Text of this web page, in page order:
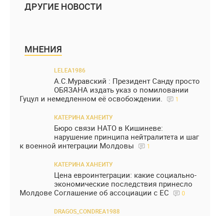
ДРУГИЕ НОВОСТИ
МНЕНИЯ
LELEA1986
А.С.Муравский : Президент Санду просто
ОБЯЗАНА издать указ о помиловании
Гуцул и немедленном её освобождении.
1
КАТЕРИНА ХАНЕИТУ
Бюро связи НАТО в Кишиневе:
нарушение принципа нейтралитета и шаг
к военной интеграции Молдовы
1
КАТЕРИНА ХАНЕИТУ
Цена евроинтеграции: какие социально-
экономические последствия принесло
Молдове Соглашение об ассоциации с ЕС
0
DRAGOS_CONDREA1988